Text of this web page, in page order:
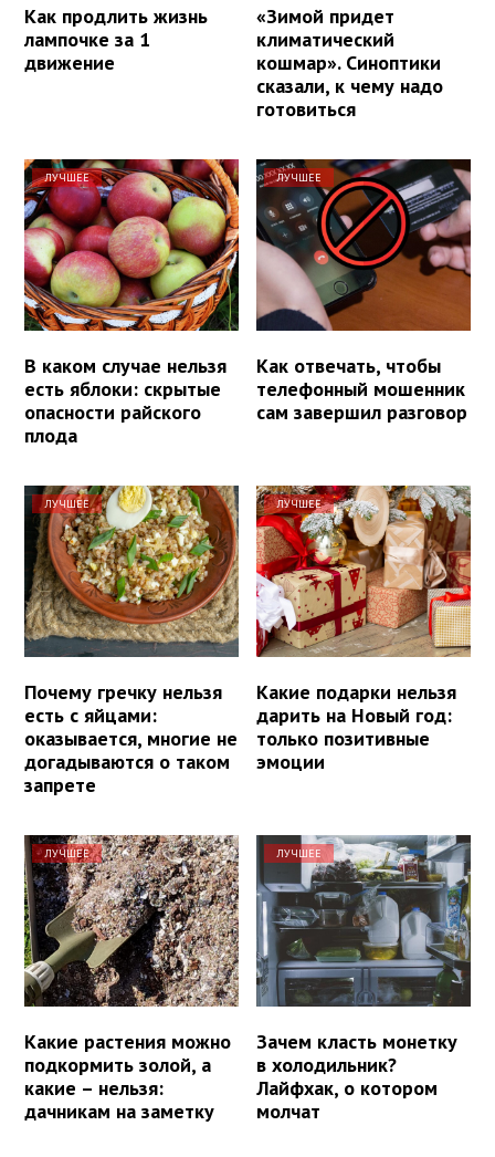
Как продлить жизнь
лампочке за 1
движение
«Зимой придет
климатический
кошмар». Синоптики
сказали, к чему надо
готовиться
ЛУЧШЕЕ
В каком случае нельзя
есть яблоки: скрытые
опасности райского
плода
ЛУЧШЕЕ
Как отвечать, чтобы
телефонный мошенник
сам завершил разговор
ЛУЧШЕЕ
Почему гречку нельзя
есть с яйцами:
оказывается, многие не
догадываются о таком
запрете
ЛУЧШЕЕ
Какие подарки нельзя
дарить на Новый год:
только позитивные
эмоции
ЛУЧШЕЕ
Какие растения можно
подкормить золой, а
какие – нельзя:
дачникам на заметку
ЛУЧШЕЕ
Зачем класть монетку
в холодильник?
Лайфхак, о котором
молчат